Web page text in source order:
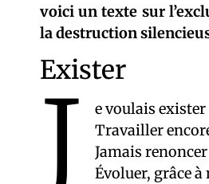
voici un texte sur
la destruction
Exister
J
e voulais
Travailler
Jamais
Évoluer, grâce